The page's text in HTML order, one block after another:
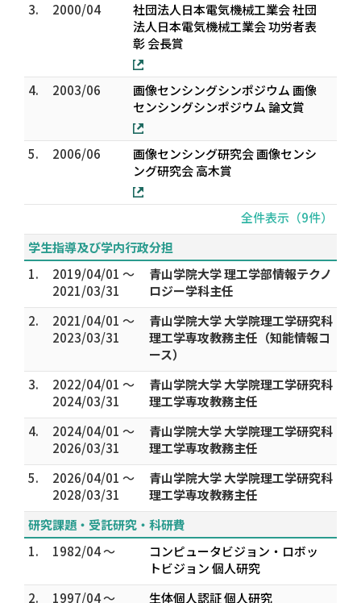
3.
2000/04
社団法人日本電気機械工業会 社団
法人日本電気機械工業会 功労者表
彰 会長賞
4. 2003/06
画像センシングシンポジウム 画像
センシングシンポジウム 論文賞
5. 2006/06
画像センシング研究会 画像センシ
ング研究会 高木賞
全件表示（9件）
学生指導及び学内行政分担
1.
2019/04/01 ～
2021/03/31
青山学院大学 理工学部情報テクノ
ロジー学科主任
2.
2021/04/01 ～
2023/03/31
青山学院大学 大学院理工学研究科
理工学専攻教務主任（知能情報コ
ース）
3.
2022/04/01 ～
2024/03/31
青山学院大学 大学院理工学研究科
理工学専攻教務主任
4.
2024/04/01 ～
2026/03/31
青山学院大学 大学院理工学研究科
理工学専攻教務主任
5.
2026/04/01 ～
2028/03/31
青山学院大学 大学院理工学研究科
理工学専攻教務主任
研究課題・受託研究・科研費
1.
1982/04 ～
コンピュータビジョン・ロボッ
トビジョン 個人研究
2.
1997/04 ～ 生体個人認証 個人研究